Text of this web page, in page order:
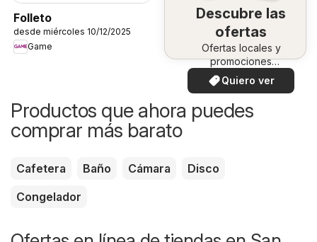
Folleto
desde miércoles 10/12/2025
Game
Descubre las
ofertas
Ofertas locales y
promociones
especiales.
Quiero ver
Productos que ahora puedes
comprar más barato
Cafetera Baño Cámara
Disco
Congelador